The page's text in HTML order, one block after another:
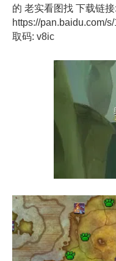
的 老实看图找 下载链接:
https://pan.baidu.com/
取码: v8ic